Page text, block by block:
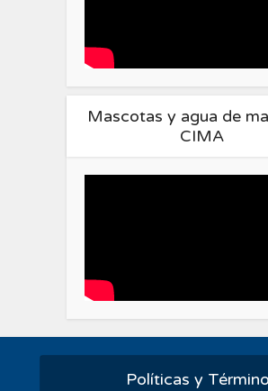
Mascotas y agua de
CIMA
Políticas y